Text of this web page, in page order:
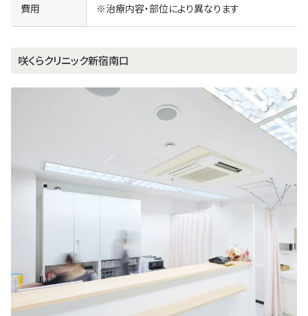
費用
※治療内容・部位により異なります
咲くらクリニック新宿南口